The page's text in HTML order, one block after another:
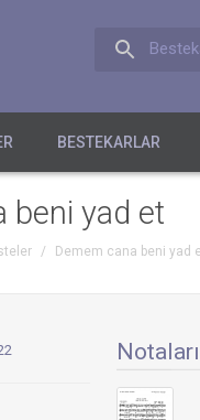
BESTEKARLAR
beni yad et
/ Demem cana beni yad
Notaları